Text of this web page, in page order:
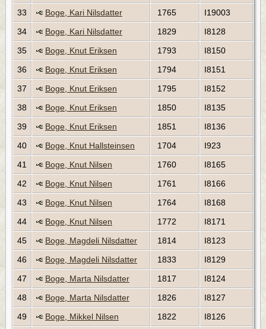
33 Boge, Kari Nilsdatter 1765
I19003
34
Boge, Kari Nilsdatter 1829
I8128
35
Boge, Knut Eriksen 1793
I8150
36
Boge, Knut Eriksen 1794
I8151
37
Boge, Knut Eriksen 1795
I8152
38
Boge, Knut Eriksen 1850
I8135
39
Boge, Knut Eriksen 1851
I8136
40
Boge, Knut Hallsteinsen 1704
I923
41
Boge, Knut Nilsen 1760
I8165
42
Boge, Knut Nilsen 1761
I8166
43
Boge, Knut Nilsen 1764
I8168
44
Boge, Knut Nilsen 1772
I8171
45
Boge, Magdeli Nilsdatter 1814
I8123
46
Boge, Magdeli Nilsdatter 1833
I8129
47
Boge, Marta Nilsdatter 1817
I8124
48
Boge, Marta Nilsdatter 1826
I8127
49
Boge, Mikkel Nilsen 1822
I8126